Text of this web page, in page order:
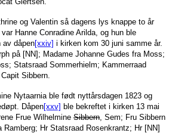
og Valentin så dagens lys knappe to år
Hanne Conradine Arilda, og hun ble
av dåpen[xxiv] i kirken kom 30 juni samme år.
på [NN]; Madame Johanne Gudes fra Moss;
Statsraad Sommerhielm; Kammerraad
Sibbern.
Nytaarnia ble født nyttårsdagen 1823 og
Dåpen[xxv] ble bekreftet i kirken 13 mai
Frue Wilhelmine Sibbern , Sem; Fru Sibbern
Hr Statsraad Rosenkrantz; Hr [NN]